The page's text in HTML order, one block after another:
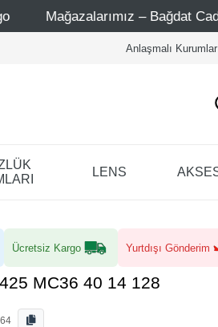
Bağdat Caddesi 1 - Bağdat
Anlaşmalı Kurumlar
LENS
Ücretsiz Kargo Yurtdışı Gönderim
MC36 40 14 128